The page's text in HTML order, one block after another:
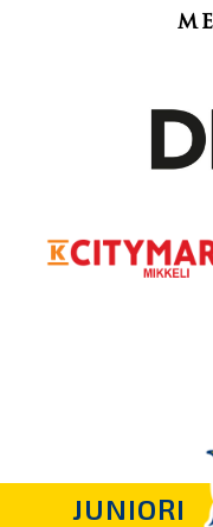
JUNIORI